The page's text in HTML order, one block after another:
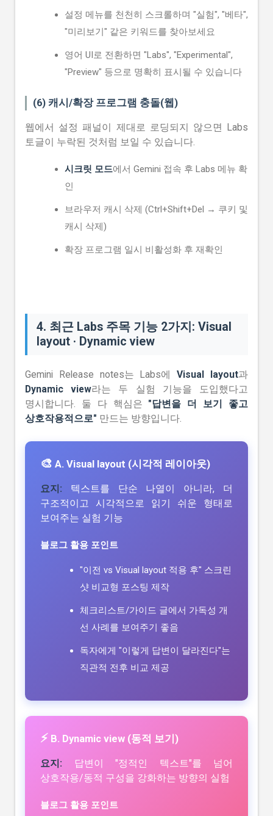
설정 메뉴를 천천히 스크롤하며 "실험", "베타",
"미리보기" 같은 키워드를 찾아보세요
영어 UI로 전환하면 "Labs", "Experimental",
"Preview" 등으로 명확히 표시될 수 있습니다
(6) 캐시/확장 프로그램 충돌(웹)
웹에서 설정 패널이 제대로 로딩되지 않으면 Labs
토글이 누락된 것처럼 보일 수 있습니다.
시크릿 모드에서 Gemini 접속 후 Labs 메뉴 확
인
브라우저 캐시 삭제 (Ctrl+Shift+Del → 쿠키 및
캐시 삭제)
확장 프로그램 일시 비활성화 후 재확인
4. 최근 Labs 주목 기능 2가지: Visual
layout · Dynamic view
Gemini Release notes는 Labs에Visual layout과
Dynamic view라는 두 실험 기능을 도입했다고
명시합니다. 둘 다 핵심은 "답변을 더 보기 좋고
상호작용적으로" 만드는 방향입니다.
🎨 A. Visual layout (시각적 레이아웃)
요지: 텍스트를 단순 나열이 아니라, 더
구조적이고 시각적으로 읽기 쉬운 형태로
보여주는 실험 기능
블로그 활용 포인트
"이전 vs Visual layout 적용 후" 스크린
샷 비교형 포스팅 제작
체크리스트/가이드 글에서 가독성 개
선 사례를 보여주기 좋음
독자에게 "이렇게 답변이 달라진다"는
직관적 전후 비교 제공
⚡ B. Dynamic view (동적 보기)
요지: 답변이 "정적인 텍스트"를 넘어
상호작용/동적 구성을 강화하는 방향의 실험
블로그 활용 포인트